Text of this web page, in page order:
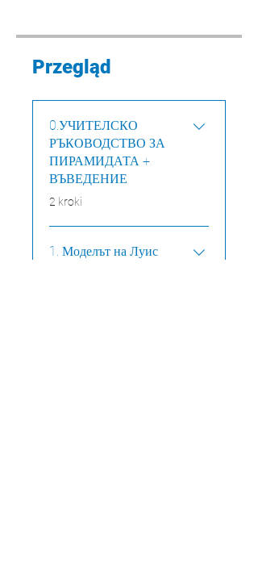
Przegląd
0.УЧИТЕЛСКО
РЪКОВОДСТВО ЗА
ПИРАМИДАТА +
ВЪВЕДЕНИЕ
.2 kroki
1. Моделът на Луис